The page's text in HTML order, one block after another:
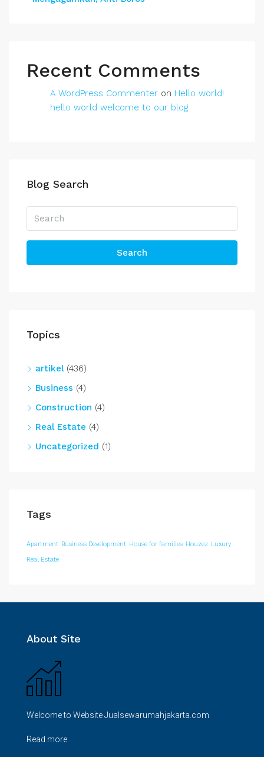
Recent Comments
A WordPress Commenter on Hello world!
hello world welcome to our blog
Blog Search
Search
Topics
artikel(436)
Business (4)
Construction (4)
Real Estate (4)
Uncategorized (1)
Tags
Apartment Business Development House for families Houzez Luxury
Real Estate
About Site
Welcome to Website Jualsewarumahjakarta.com
Read more